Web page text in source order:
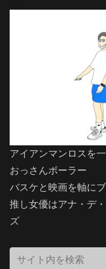
アイアンマンロスを
おっさんボーラー
バスケと映画を軸にブ
推し女優はアナ・デ
ズ